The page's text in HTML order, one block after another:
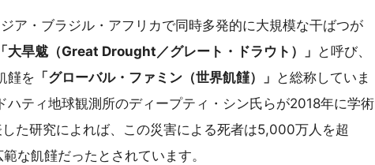
ア・ブラジル・アフリカで同時多発的に大規模な干ばつが
「大旱魃（Great Drought／グレート・ドラウト）」 と呼び、
饉を 「グローバル・ファミン（世界飢饉）」 と総称していま
ハティ地球観測所のディープティ・シン氏らが2018年に学術
た研究によれば、この災害による死者は5,000万人を超
な飢饉だったとされています。